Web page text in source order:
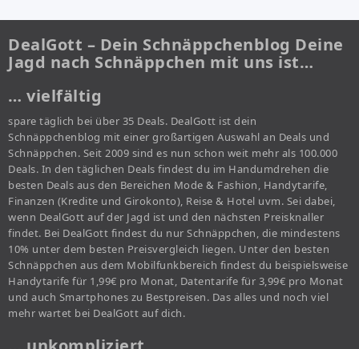
DealGott – Dein Schnäppchenblog Deine
Jagd nach Schnäppchen mit uns ist…
… vielfältig
spare täglich bei über 35 Deals. DealGott ist dein
Schnäppchenblog mit einer großartigen Auswahl an Deals und
Schnäppchen. Seit 2009 sind es nun schon weit mehr als 100.000
Deals. In den täglichen Deals findest du im Handumdrehen die
besten Deals aus den Bereichen Mode & Fashion, Handytarife,
Finanzen (Kredite und Girokonto), Reise & Hotel uvm. Sei dabei,
wenn DealGott auf der Jagd ist und den nächsten Preisknaller
findet. Bei DealGott findest du nur Schnäppchen, die mindestens
10% unter dem besten Preisvergleich liegen. Unter den besten
Schnäppchen aus dem Mobilfunkbereich findest du beispielsweise
Handytarife für 1,99€ pro Monat, Datentarife für 3,99€ pro Monat
und auch Smartphones zu Bestpreisen. Das alles und noch viel
mehr wartet bei DealGott auf dich.